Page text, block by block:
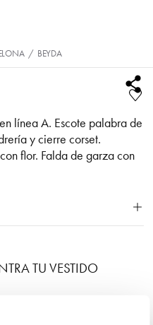
/ BEYDA
línea A. Escote palabra de
y cierre corset.
flor. Falda de garza con
TU VESTIDO